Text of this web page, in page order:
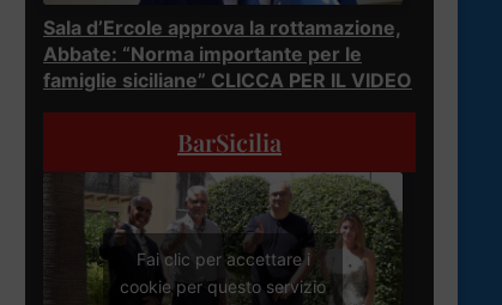
Sala d’Ercole approva la rottamazione,
Abbate: “Norma importante per le
famiglie siciliane” CLICCA PER IL VIDEO
BarSicilia
Fai clic per accettare i
cookie per questo servizio